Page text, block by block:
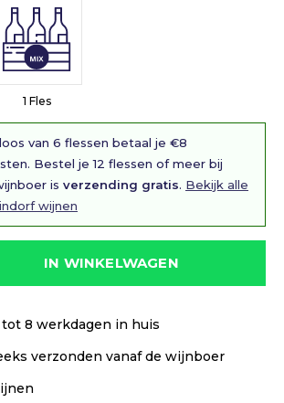
1 Fles
van 6 flessen betaal je €8
Bestel je 12 flessen of meer bij
is verzending gratis. Bekijk alle
wijnen
IN WINKELWAGEN
8 werkdagen in huis
verzonden vanaf de wijnboer